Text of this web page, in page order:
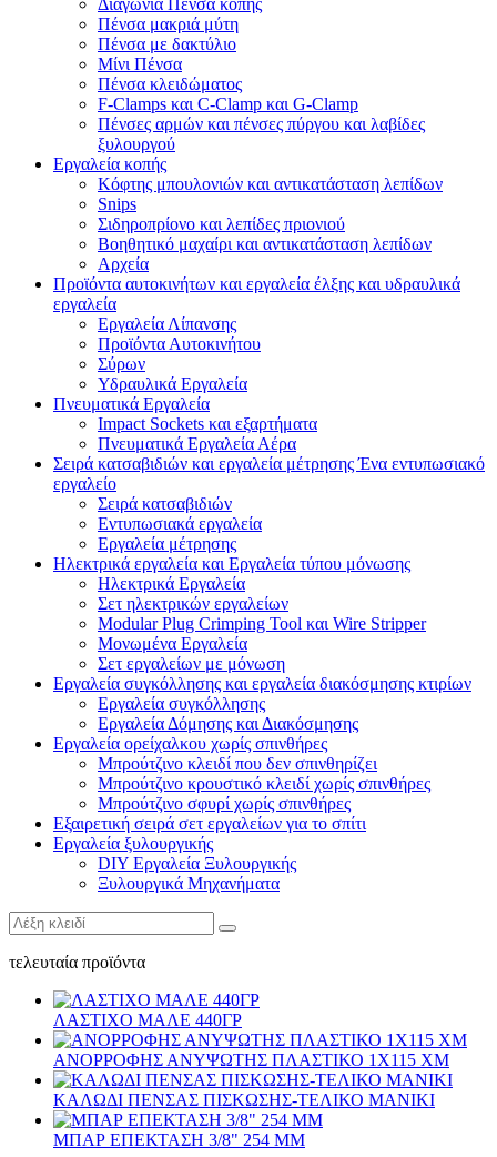
Διαγώνια Πένσα κοπής
Πένσα μακριά μύτη
Πένσα με δακτύλιο
Μίνι Πένσα
Πένσα κλειδώματος
F-Clamps και C-Clamp και G-Clamp
Πένσες αρμών και πένσες πύργου και λαβίδες
ξυλουργού
Εργαλεία κοπής
Κόφτης μπουλονιών και αντικατάσταση λεπίδων
Snips
Σιδηροπρίονο και λεπίδες πριονιού
Βοηθητικό μαχαίρι και αντικατάσταση λεπίδων
Αρχεία
Προϊόντα αυτοκινήτων και εργαλεία έλξης και υδραυλικά
εργαλεία
Εργαλεία Λίπανσης
Προϊόντα Αυτοκινήτου
Σύρων
Υδραυλικά Εργαλεία
Πνευματικά Εργαλεία
Impact Sockets και εξαρτήματα
Πνευματικά Εργαλεία Αέρα
Σειρά κατσαβιδιών και εργαλεία μέτρησης Ένα εντυπωσιακό
εργαλείο
Σειρά κατσαβιδιών
Εντυπωσιακά εργαλεία
Εργαλεία μέτρησης
Ηλεκτρικά εργαλεία και Εργαλεία τύπου μόνωσης
Ηλεκτρικά Εργαλεία
Σετ ηλεκτρικών εργαλείων
Modular Plug Crimping Tool και Wire Stripper
Μονωμένα Εργαλεία
Σετ εργαλείων με μόνωση
Εργαλεία συγκόλλησης και εργαλεία διακόσμησης κτιρίων
Εργαλεία συγκόλλησης
Εργαλεία Δόμησης και Διακόσμησης
Εργαλεία ορείχαλκου χωρίς σπινθήρες
Μπρούτζινο κλειδί που δεν σπινθηρίζει
Μπρούτζινο κρουστικό κλειδί χωρίς σπινθήρες
Μπρούτζινο σφυρί χωρίς σπινθήρες
Εξαιρετική σειρά σετ εργαλείων για το σπίτι
Εργαλεία ξυλουργικής
DIY Εργαλεία Ξυλουργικής
Ξυλουργικά Μηχανήματα
τελευταία προϊόντα
ΛΑΣΤΙΧΟ ΜΑΛΕ 440ΓΡ
ΑΝΟΡΡΟΦΗΣ ΑΝΥΨΩΤΗΣ ΠΛΑΣΤΙΚΟ 1Χ115 ΧΜ
ΚΑΛΩΔΙ ΠΕΝΣΑΣ ΠΙΣΚΩΣΗΣ-ΤΕΛΙΚΟ ΜΑΝΙΚΙ
ΜΠΑΡ ΕΠΕΚΤΑΣΗ 3/8" 254 ΜΜ